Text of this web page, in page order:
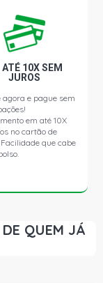
ATÉ 10X SEM
JUROS
agora e pague sem
em até 10X
no cartão de
que cabe
QUEM JÁ